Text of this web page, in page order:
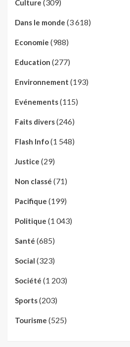
Culture (309)
Dans le monde (3 618)
Economie (988)
Education (277)
Environnement (193)
Evénements(115)
Faits divers(246)
Flash Info(1 548)
Justice (29)
Non classé (71)
Pacifique (199)
Politique (1 043)
Santé (685)
Social (323)
Société (1 203)
Sports(203)
Tourisme (525)